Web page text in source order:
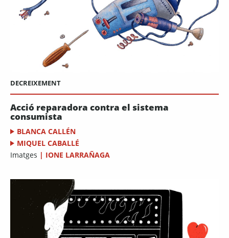
DECREIXEMENT
Acció reparadora contra el sistema
consumista
BLANCA CALLÉN
MIQUEL CABALLÉ
Imatges | IONE LARRAÑAGA